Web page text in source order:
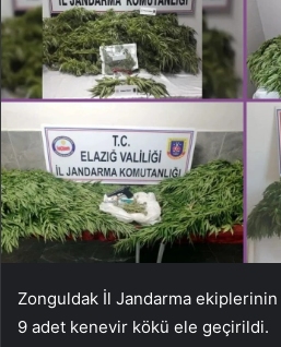
Zonguldak İl Jandarma ekiplerinin
9 adet kenevir kökü ele geçirildi.